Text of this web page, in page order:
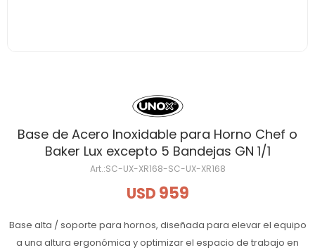
Base de Acero Inoxidable para Horno Chef o
Baker Lux excepto 5 Bandejas GN 1/1
SC-UX-XR168-SC-UX-XR168
USD 959
Base alta / soporte para hornos, diseñada para elevar el equipo
a una altura ergonómica y optimizar el espacio de trabajo en